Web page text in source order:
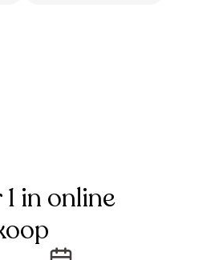
in online